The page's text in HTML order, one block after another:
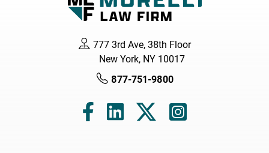
777 3rd Ave, 38th Floor
New York, NY 10017
877-751-9800